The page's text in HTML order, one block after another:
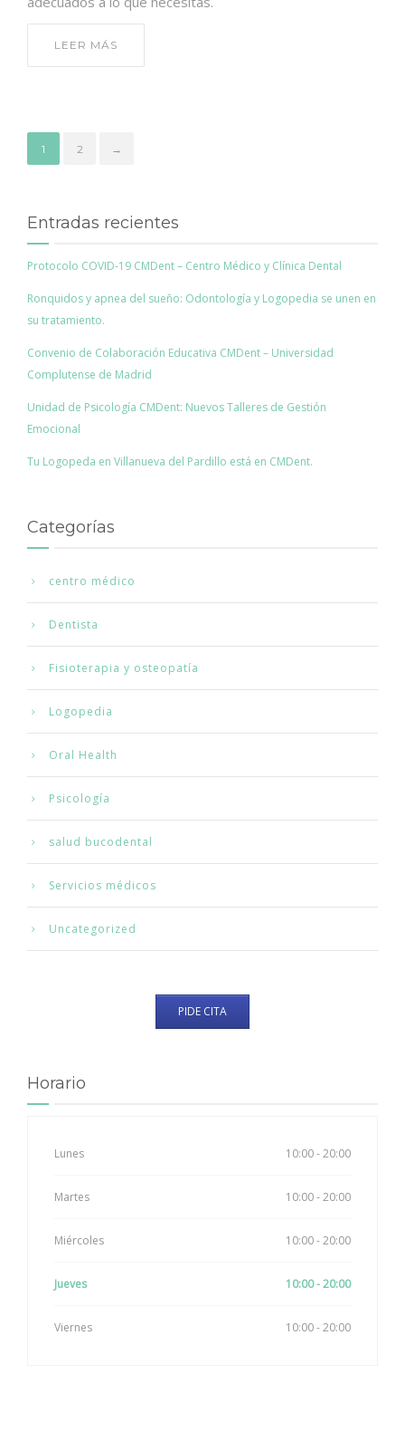
LEER MÁS
1 2 →
Entradas recientes
Protocolo COVID-19 CMDent – Centro Médico y Clínica Dental
Ronquidos y apnea del sueño: Odontología y Logopedia se unen en
su tratamiento.
Convenio de Colaboración Educativa CMDent – Universidad
Complutense de Madrid
Unidad de Psicología CMDent: Nuevos Talleres de Gestión
Emocional
Tu Logopeda en Villanueva del Pardillo está en CMDent.
Categorías
centro médico
Dentista
Fisioterapia y osteopatía
Logopedia
Oral Health
Psicología
salud bucodental
Servicios médicos
Uncategorized
PIDE CITA
Horario
Lunes 10:00 - 20:00
Martes 10:00 - 20:00
Miércoles 10:00 - 20:00
Jueves 10:00 - 20:00
Viernes 10:00 - 20:00